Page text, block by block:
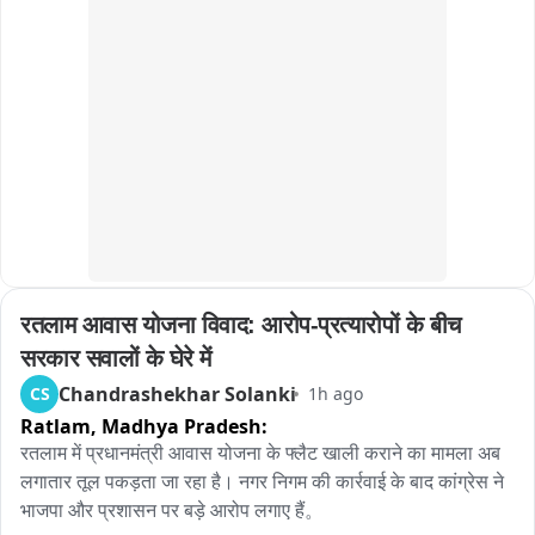
रतलाम आवास योजना विवाद: आरोप-प्रत्यारोपों के बीच
सरकार सवालों के घेरे में
CS Chandrashekhar Solanki 1h ago
Ratlam, Madhya Pradesh:
रतलाम में प्रधानमंत्री आवास योजना के फ्लैट खाली कराने का मामला अब
लगातार तूल पकड़ता जा रहा है। नगर निगम की कार्रवाई के बाद कांग्रेस ने
भाजपा और प्रशासन पर बड़े आरोप लगाए हैं。